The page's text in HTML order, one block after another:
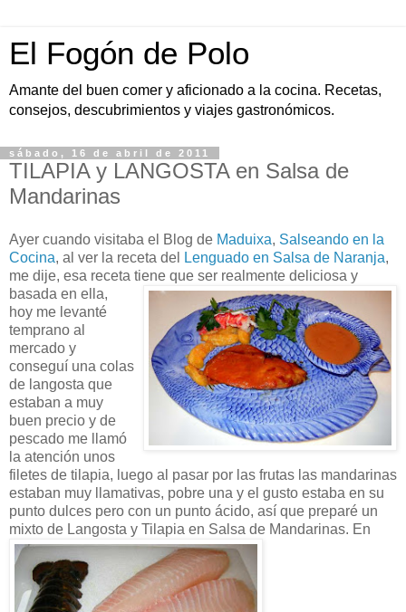
El Fogón de Polo
Amante del buen comer y aficionado a la cocina. Recetas,
consejos, descubrimientos y viajes gastronómicos.
sábado, 16 de abril de 2011
TILAPIA y LANGOSTA en Salsa de
Mandarinas
Ayer cuando visitaba el Blog de Maduixa, Salseando en la
Cocina, al ver la receta del Lenguado en Salsa de Naranja,
me dije, esa receta tiene que ser realmente deliciosa y
basada en ella,
hoy me levanté
temprano al
mercado y
conseguí una colas
de langosta que
estaban a muy
buen precio y de
pescado me llamó
la atención unos
filetes de tilapia, luego al pasar por las frutas las mandarinas
estaban muy llamativas, pobre una y el gusto estaba en su
punto dulces pero con un punto ácido, así que preparé un
mixto de Langosta y Tilapia en Salsa de Mandarinas. En